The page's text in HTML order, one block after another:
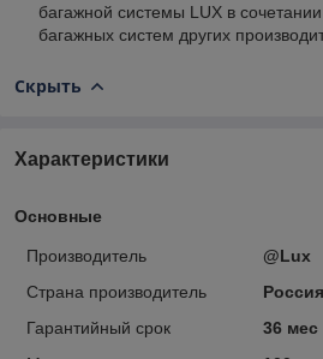
багажной системы LUX в
багажных систем других
Скрыть
Характеристики
Основные
Производитель
@Lux
Страна производитель
Россия
Гарантийный срок
36 мес